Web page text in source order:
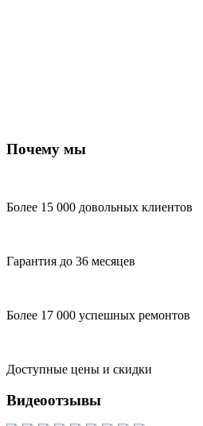
Почему мы
Более 15 000 довольных клиентов
Гарантия до 36 месяцев
Более 17 000 успешных ремонтов
Доступные цены и скидки
Видеоотзывы